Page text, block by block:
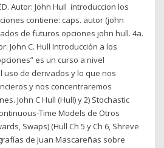
Autor: John Hull introduccion los
contiene: caps. autor (john
de futuros opciones john hull. 4a.
John C. Hull Introducción a los
es un curso a nivel
uso de derivados y lo que nos
y nos concentraremos
John C Hull (Hull) y 2) Stochastic
Time Models de Otros
Swaps) (Hull Ch 5 y Ch 6, Shreve
de Juan Mascareñas sobre